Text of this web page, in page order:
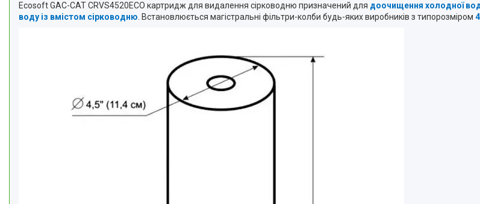
Ecosoft GAC-CAT CRVS4520ECO картридж для видалення сірководню призначений для доочищення холодної
воду із вмістом сірководню . Встановлюється магістральні фільтри-колби будь-яких виробників з типорозміром